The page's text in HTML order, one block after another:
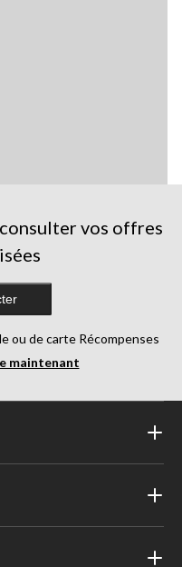
vos offres
ou de carte Récompenses
maintenant